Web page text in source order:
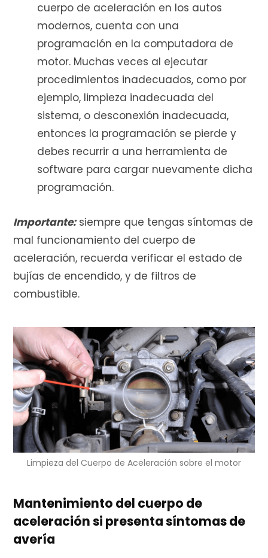
cuerpo de aceleración en los autos
modernos, cuenta con una
programación en la computadora de
motor. Muchas veces al ejecutar
procedimientos inadecuados, como por
ejemplo, limpieza inadecuada del
sistema, o desconexión inadecuada,
entonces la programación se pierde y
debes recurrir a una herramienta de
software para cargar nuevamente dicha
programación.
Importante:siempre que tengas síntomas de
mal funcionamiento del cuerpo de
aceleración, recuerda verificar el estado de
bujías de encendido, y de filtros de
combustible.
Limpieza del Cuerpo de Aceleración sobre el motor
Mantenimiento del cuerpo de
aceleración si presenta síntomas de
avería